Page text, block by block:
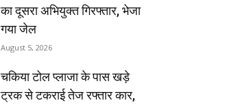
का दूसरा अभियुक्त गिरफ्तार, भेजा
गया जेल
August 5, 2026
चकिया टोल प्लाजा के पास खड़े
ट्रक से टकराई तेज रफ्तार कार,